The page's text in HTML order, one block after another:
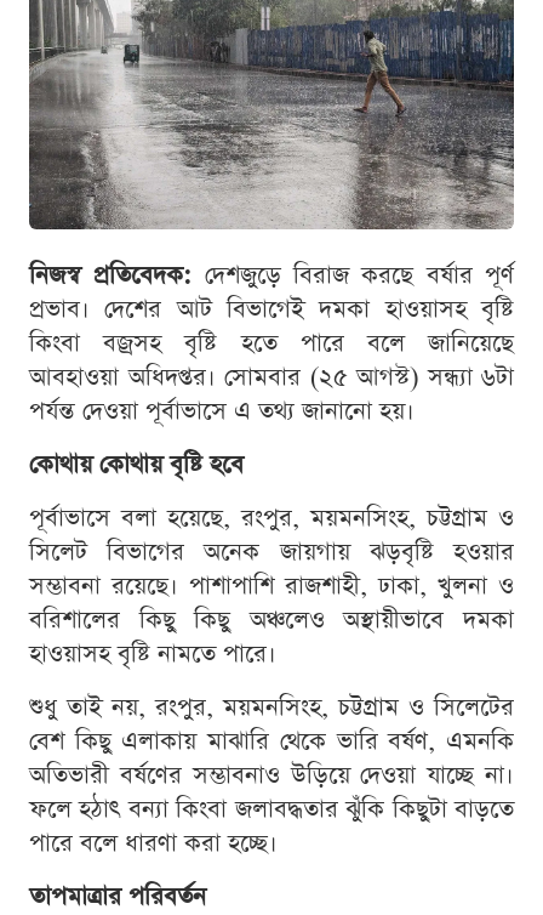
নিজস্ব প্রতিবেদক: দেশজুড়ে বিরাজ করছে বর্ষার পূর্ণ
প্রভাব। দেশের আট বিভাগেই দমকা হাওয়াসহ বৃষ্টি
কিংবা বজ্রসহ বৃষ্টি হতে পারে বলে জানিয়েছে
আবহাওয়া অধিদপ্তর। সোমবার (২৫ আগস্ট) সন্ধ্যা ৬টা
পর্যন্ত দেওয়া পূর্বাভাসে এ তথ্য জানানো হয়।
কোথায় কোথায় বৃষ্টি হবে
পূর্বাভাসে বলা হয়েছে, রংপুর, ময়মনসিংহ, চট্টগ্রাম ও
সিলেট বিভাগের অনেক জায়গায় ঝড়বৃষ্টি হওয়ার
সম্ভাবনা রয়েছে। পাশাপাশি রাজশাহী, ঢাকা, খুলনা ও
বরিশালের কিছু কিছু অঞ্চলেও অস্থায়ীভাবে দমকা
হাওয়াসহ বৃষ্টি নামতে পারে।
শুধু তাই নয়, রংপুর, ময়মনসিংহ, চট্টগ্রাম ও সিলেটের
বেশ কিছু এলাকায় মাঝারি থেকে ভারি বর্ষণ, এমনকি
অতিভারী বর্ষণের সম্ভাবনাও উড়িয়ে দেওয়া যাচ্ছে না।
ফলে হঠাৎ বন্যা কিংবা জলাবদ্ধতার ঝুঁকি কিছুটা বাড়তে
পারে বলে ধারণা করা হচ্ছে।
তাপমাত্রার পরিবর্তন